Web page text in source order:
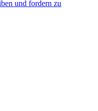
und fordern zu